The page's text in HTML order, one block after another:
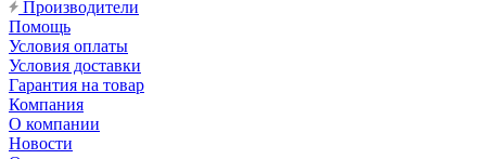
Производители
Помощь
Условия оплаты
Условия доставки
Гарантия на товар
Компания
О компании
Новости